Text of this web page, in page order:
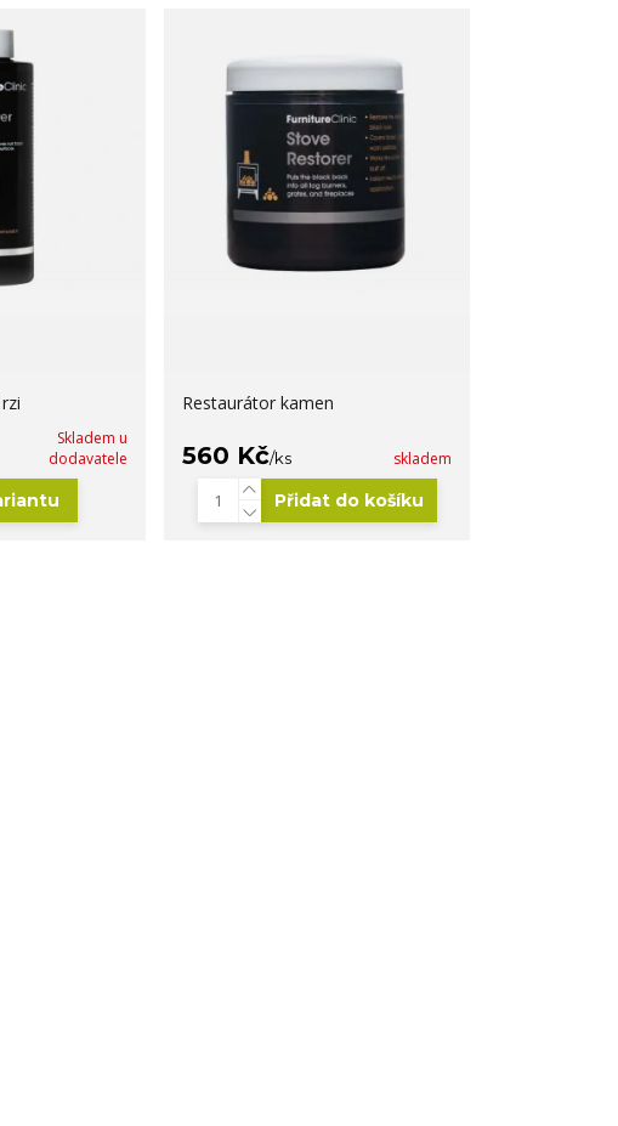
Skladem u
dodavatele
Restaurátor kamen
560 Kč/ks skladem
Přidat do košíku